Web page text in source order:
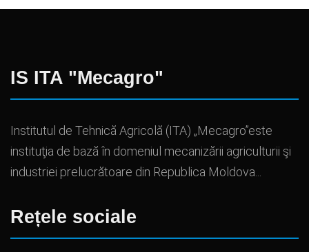
IS ITA "Mecagro"
Institutul de Tehnică Agricolă (ITA) „Mecagro”este
instituţia de bază în domeniul mecanizării agriculturii şi
industriei prelucrătoare din Republica Moldova...
Rețele sociale